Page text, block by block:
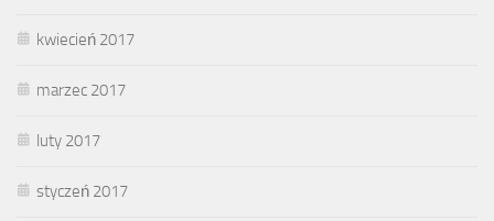
kwiecień 2017
marzec 2017
luty 2017
styczeń 2017